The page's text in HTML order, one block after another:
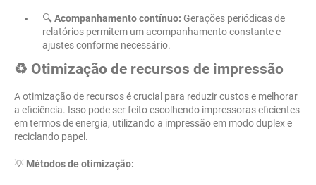
🔍 Acompanhamento contínuo: Gerações periódicas de
relatórios permitem um acompanhamento constante e
ajustes conforme necessário.
♻️ Otimização de recursos de impressão
A otimização de recursos é crucial para reduzir custos e melhorar
a eficiência. Isso pode ser feito escolhendo impressoras eficientes
em termos de energia, utilizando a impressão em modo duplex e
reciclando papel.
💡 Métodos de otimização: